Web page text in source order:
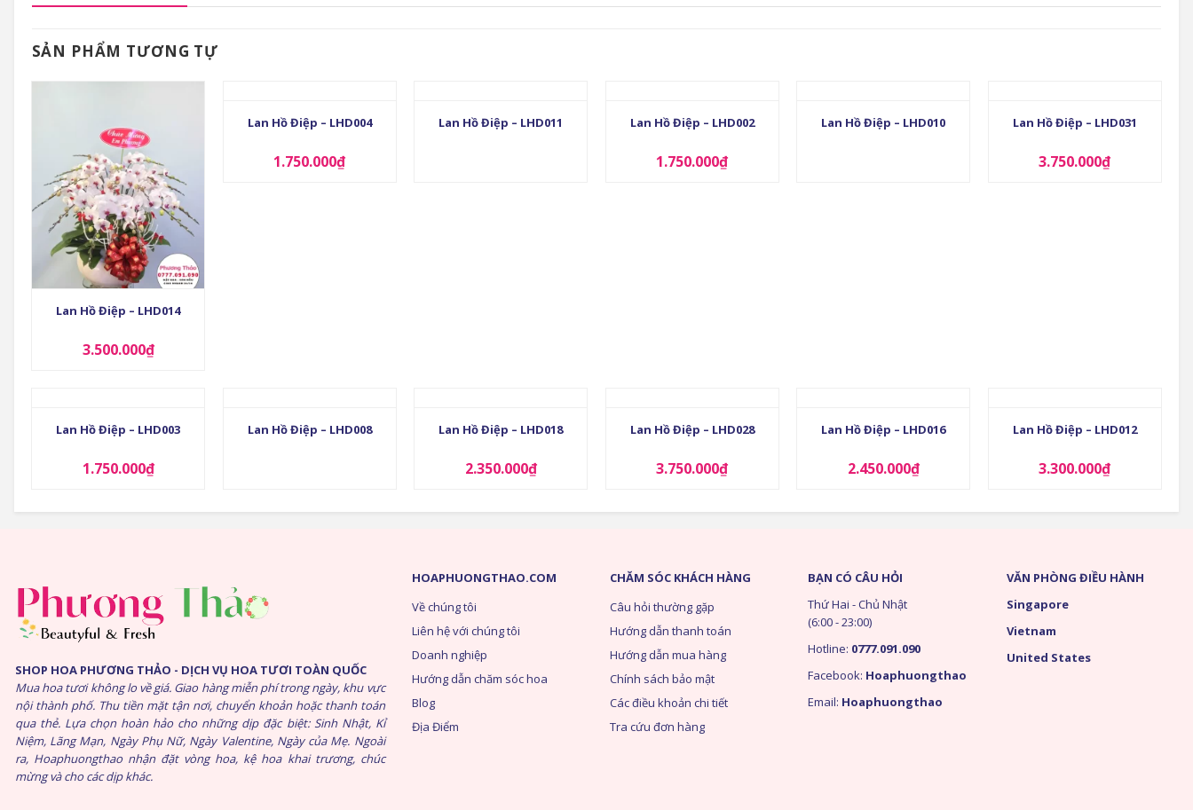
SẢN PHẨM TƯƠNG TỰ
Lan Hồ Điệp – LHD014
3.500.000₫
Lan Hồ Điệp – LHD004
1.750.000₫
Lan Hồ Điệp – LHD011 Lan Hồ Điệp – LHD002
1.750.000₫
Lan Hồ Điệp – LHD010 Lan Hồ Điệp – LHD031
3.750.000₫
Lan Hồ Điệp – LHD003
1.750.000₫
Lan Hồ Điệp – LHD008 Lan Hồ Điệp – LHD018
2.350.000₫
Lan Hồ Điệp – LHD028
3.750.000₫
Lan Hồ Điệp – LHD016
2.450.000₫
Lan Hồ Điệp – LHD012
3.300.000₫
SHOP HOA PHƯƠNG THẢO - DỊCH VỤ HOA TƯƠI TOÀN QUỐC
Mua hoa tươi không lo về giá. Giao hàng miễn phí trong ngày, khu vực
nội thành phố. Thu tiền mặt tận nơi, chuyển khoản hoặc thanh toán
qua thẻ. Lựa chọn hoàn hảo cho những dịp đặc biệt: Sinh Nhật, Kỉ
Niệm, Lãng Mạn, Ngày Phụ Nữ, Ngày Valentine, Ngày của Mẹ. Ngoài
ra, Hoaphuongthao nhận đặt vòng hoa, kệ hoa khai trương, chúc
mừng và cho các dịp khác.
HOAPHUONGTHAO.COM
Về chúng tôi
Liên hệ với chúng tôi
Doanh nghiệp
Hướng dẫn chăm sóc hoa
Blog
Địa Điểm
CHĂM SÓC KHÁCH HÀNG
Câu hỏi thường gặp
Hướng dẫn thanh toán
Hướng dẫn mua hàng
Chính sách bảo mật
Các điều khoản chi tiết
Tra cứu đơn hàng
BẠN CÓ CÂU HỎI
Thứ Hai - Chủ Nhật
(6:00 - 23:00)
Hotline: 0777.091.090
Facebook: Hoaphuongthao
Email: Hoaphuongthao
VĂN PHÒNG ĐIỀU HÀNH
Singapore
Vietnam
United States